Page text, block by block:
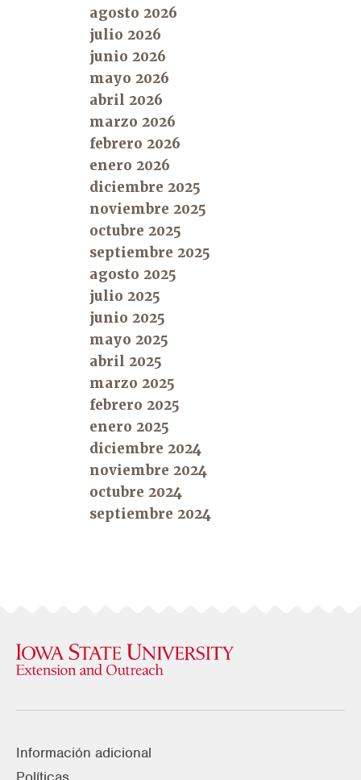
agosto 2026
julio 2026
junio 2026
mayo 2026
abril 2026
marzo 2026
febrero 2026
enero 2026
diciembre 2025
noviembre 2025
octubre 2025
septiembre 2025
agosto 2025
julio 2025
junio 2025
mayo 2025
abril 2025
marzo 2025
febrero 2025
enero 2025
diciembre 2024
noviembre 2024
octubre 2024
septiembre 2024
Información adicional